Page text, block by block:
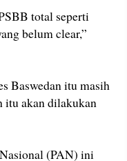
total seperti
belum clear,”
Baswedan itu masih
itu akan dilakukan
(PAN) ini